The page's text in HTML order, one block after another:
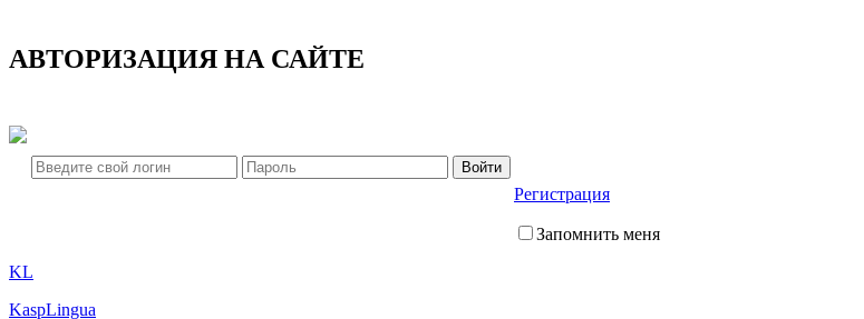
АВТОРИЗАЦИЯ НА САЙТЕ
Регистрация
Запомнить меня
KL
KaspLingua